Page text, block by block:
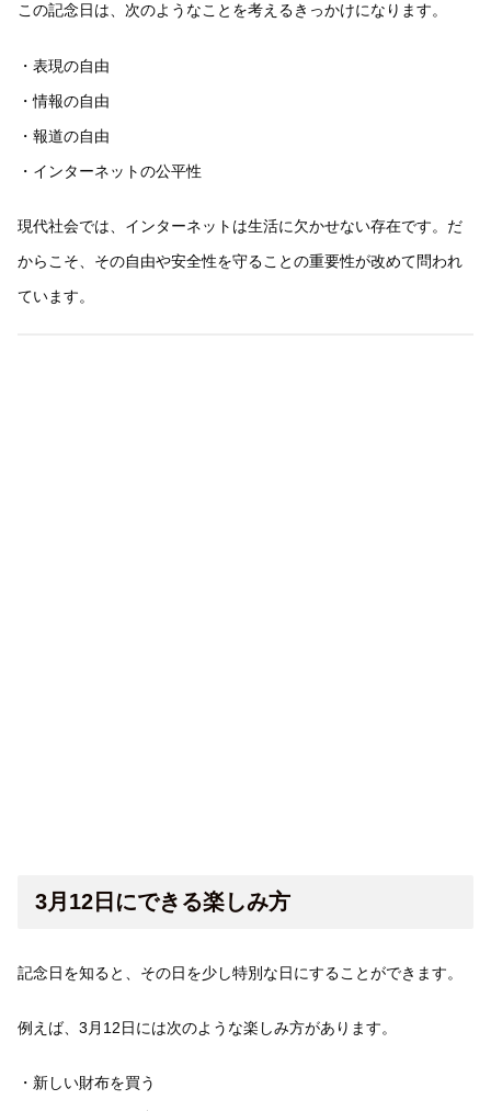
この記念日は、次のようなことを考えるきっかけになります。
・表現の自由
・情報の自由
・報道の自由
・インターネットの公平性
現代社会では、インターネットは生活に欠かせない存在です。だ
からこそ、その自由や安全性を守ることの重要性が改めて問われ
ています。
3月12日にできる楽しみ方
記念日を知ると、その日を少し特別な日にすることができます。
例えば、3月12日には次のような楽しみ方があります。
・新しい財布を買う